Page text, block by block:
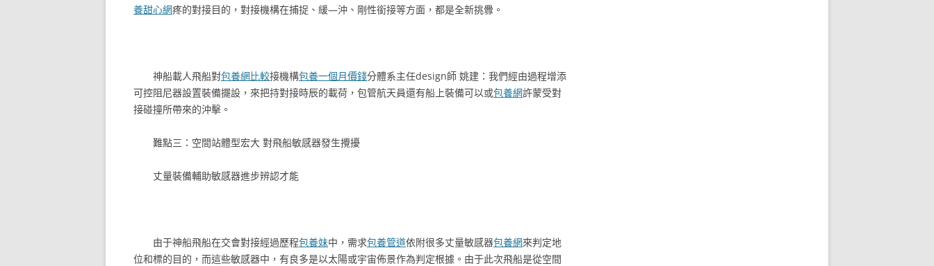
養甜心網疼的對接目的，對接機構在捕捉、緩—沖、剛性銜接等方面，都是全新挑釁。
神船載人飛船對包養網比較接機構包養一個月價錢分體系主任design師 姚建：我們經由過程增添
可控阻尼器設置裝備擺設，來把持對接時辰的載荷，包管航天員還有船上裝備可以或包養網許蒙受對
接碰撞所帶來的沖擊。
難點三：空間站體型宏大 對飛船敏感器發生攪擾
丈量裝備輔助敏感器進步辨認才能
由于神船飛船在交會對接經過歷程包養妹中，需求包養管道依附很多丈量敏感器包養網來判定地
位和標的目的，而這些敏感器中，有良多是以太陽或宇宙佈景作為判定根據。由于此次飛船是從空間